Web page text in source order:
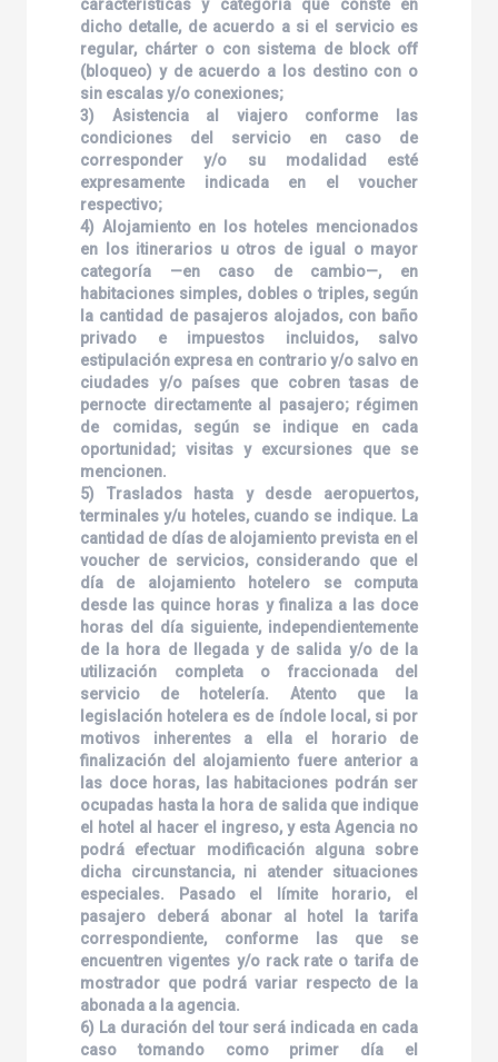
características y categoría que conste en
dicho detalle, de acuerdo a si el servicio es
regular, chárter o con sistema de block off
(bloqueo) y de acuerdo a los destino con o
sin escalas y/o conexiones;
3) Asistencia al viajero conforme las
condiciones del servicio en caso de
corresponder y/o su modalidad esté
expresamente indicada en el voucher
respectivo;
4) Alojamiento en los hoteles mencionados
en los itinerarios u otros de igual o mayor
categoría —en caso de cambio—, en
habitaciones simples, dobles o triples, según
la cantidad de pasajeros alojados, con baño
privado e impuestos incluidos, salvo
estipulación expresa en contrario y/o salvo en
ciudades y/o países que cobren tasas de
pernocte directamente al pasajero; régimen
de comidas, según se indique en cada
oportunidad; visitas y excursiones que se
mencionen.
5) Traslados hasta y desde aeropuertos,
terminales y/u hoteles, cuando se indique. La
cantidad de días de alojamiento prevista en el
voucher de servicios, considerando que el
día de alojamiento hotelero se computa
desde las quince horas y finaliza a las doce
horas del día siguiente, independientemente
de la hora de llegada y de salida y/o de la
utilización completa o fraccionada del
servicio de hotelería. Atento que la
legislación hotelera es de índole local, si por
motivos inherentes a ella el horario de
finalización del alojamiento fuere anterior a
las doce horas, las habitaciones podrán ser
ocupadas hasta la hora de salida que indique
el hotel al hacer el ingreso, y esta Agencia no
podrá efectuar modificación alguna sobre
dicha circunstancia, ni atender situaciones
especiales. Pasado el límite horario, el
pasajero deberá abonar al hotel la tarifa
correspondiente, conforme las que se
encuentren vigentes y/o rack rate o tarifa de
mostrador que podrá variar respecto de la
abonada a la agencia.
6) La duración del tour será indicada en cada
caso tomando como primer día el